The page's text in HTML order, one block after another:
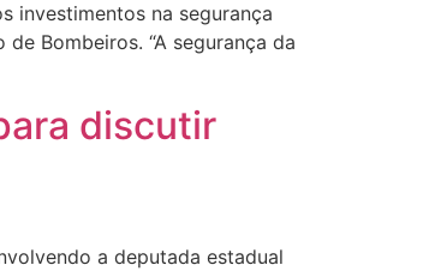
investimentos na segurança
Bombeiros. “A segurança da
discutir
a deputada estadual